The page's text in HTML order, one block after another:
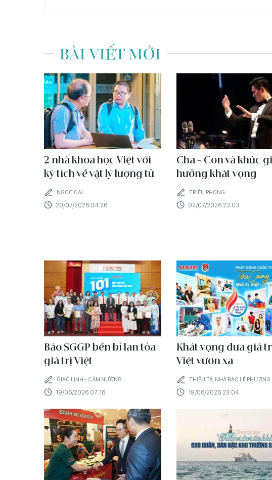
BÀI VIẾT MỚI
2 nhà khoa học Việt với
kỳ tích về vật lý lượng tử
NGỌC OAI
20/07/2026 04:26
Cha - Con và khúc
hưởng khát vọng
TRIỆU PHONG
02/07/2026 23:03
Báo SGGP bền bỉ lan tỏa
giá trị Việt
GIAO LINH - CẨM NƯƠNG
19/06/2026 07:16
Khát vọng đưa giá
Việt vươn xa
THIẾU TÁ, NHÀ BÁO LÊ PHƯƠNG
18/06/2026 23:04